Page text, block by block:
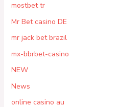
mostbet tr
Mr Bet casino DE
mr jack bet brazil
mx-bbrbet-casino
NEW
News
online casino au